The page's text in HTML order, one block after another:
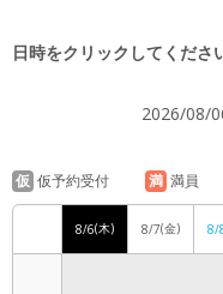
日時をクリックしてくださ
2026/08/
仮 仮予約受付 満 満員
8/6(木) 8/7(金) 8/